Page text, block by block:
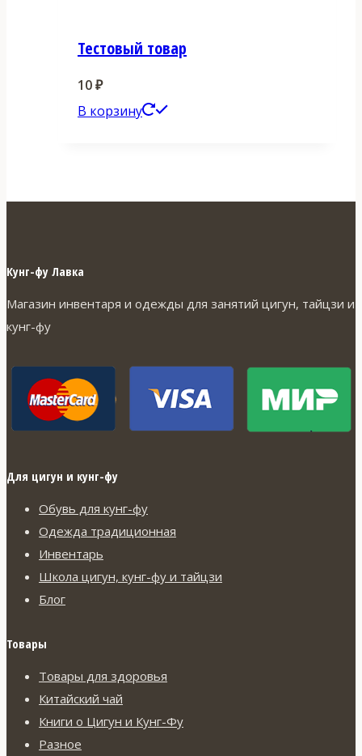
Тестовый товар
10₽
В корзину
Кунг-фу Лавка
Магазин инвентаря и одежды для занятий цигун, тайцзи и
кунг-фу
Для цигун и кунг-фу
Обувь для кунг-фу
Одежда традиционная
Инвентарь
Школа цигун, кунг-фу и тайцзи
Блог
Товары
Товары для здоровья
Китайский чай
Книги о Цигун и Кунг-Фу
Разное